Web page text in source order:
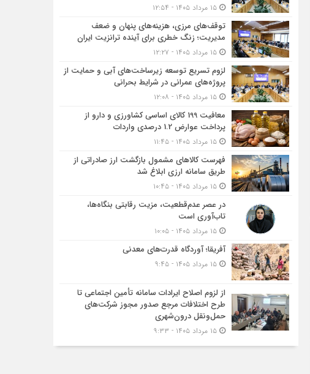
۱۵ مرداد ۱۴۰۵ - ۱۲:۵۴
توقف‌های مرزی، هزینه‌های پنهان و ضعف
مدیریت؛ زنگ خطری برای آینده ترانزیت ایران
۱۵ مرداد ۱۴۰۵ - ۱۲:۲۷
لزوم تسریع توسعه زیرساخت‌های آبی و حمایت از
پروژه‌های عمرانی در شرایط بحرانی
۱۵ مرداد ۱۴۰۵ - ۱۲:۰۸
معافیت 199 کالای اساسی کشاورزی و دارو از
پرداخت عوارض 1.2 درصدی واردات
۱۵ مرداد ۱۴۰۵ - ۱۱:۴۵
فهرست کالاهای مشمول بازگشت ارز صادراتی از
طریق سامانه ارزی ابلاغ شد
۱۵ مرداد ۱۴۰۵ - ۱۰:۴۵
در عصر عدم‌قطعیت، مزیت رقابتی بنگاه‌ها،
تاب‌آوری است
۱۵ مرداد ۱۴۰۵ - ۱۰:۰۵
آفریقا؛ آوردگاه قدرت‌های معدنی
۱۵ مرداد ۱۴۰۵ - ۹:۴۵
از لزوم اصلاح ایرادات سامانه تأمین اجتماعی تا
طرح اختلافات مرجع صدور مجوز شرکت‌های
حمل‌ونقل درون‌شهری
۱۵ مرداد ۱۴۰۵ - ۹:۳۳